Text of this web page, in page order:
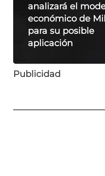
analizará el
económico de
para su posible
aplicación
Publicidad